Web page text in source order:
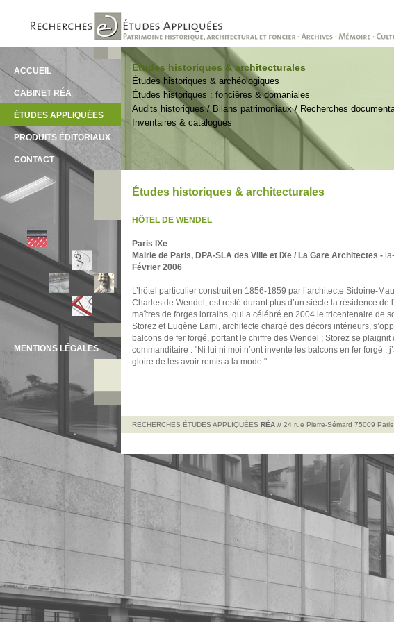
Études historiques & architecturales
Études historiques & archéologiques
Études historiques : foncières & domaniales
Audits historiques / Bilans patrimoniaux / Recherches
Inventaires & catalogues
ACCUEIL
CABINET RÉA
ÉTUDES APPLIQUÉES
PRODUITS ÉDITORIAUX
CONTACT
MENTIONS LÉGALES
Études historiques & architecturales
HÔTEL DE WENDEL
Paris IXe
Mairie de Paris, DPA-SLA des VIIIe et IXe / La Gare Architectes -
Février 2006
L’hôtel particulier construit en 1856-1859 par l’architecte Sidoine-
Charles de Wendel, est resté durant plus d’un siècle la résidence de
maîtres de forges lorrains, qui a célébré en 2004 le tricentenaire de
Storez et Eugène Lami, architecte chargé des décors intérieurs,
balcons de fer forgé, portant le chiffre des Wendel ; Storez se plaignit
commanditaire : "Ni lui ni moi n’ont inventé les balcons en fer forgé ;
gloire de les avoir remis à la mode."
RECHERCHES ÉTUDES APPLIQUÉES RÉA // 24 rue Pierre-Sémard 75009